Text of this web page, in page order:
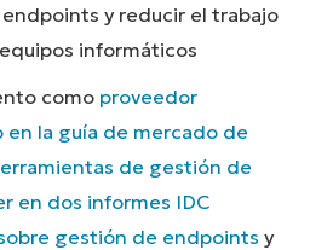
y reducir el trabajo
informáticos
como proveedor
la guía de mercado de
de gestión de
en dos informes IDC
gestión de endpoints y